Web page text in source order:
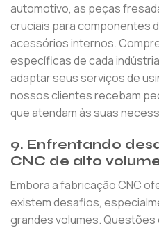
automotivo, as peças
cruciais para componentes
acessórios internos.
específicas de cada
adaptar seus serviços de
nossos clientes recebam
que atendam às suas
9. Enfrentando
CNC de alto
Embora a fabricação CNC
existem desafios,
grandes volumes.